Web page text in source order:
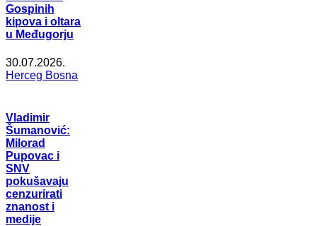
Gospinih
kipova i oltara
u Međugorju
30.07.2026.
Herceg Bosna
Vladimir
Šumanović:
Milorad
Pupovac i
SNV
pokušavaju
cenzurirati
znanost i
medije